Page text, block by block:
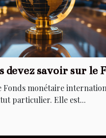
devez savoir sur le
Fonds monétaire
particulier. Elle est...